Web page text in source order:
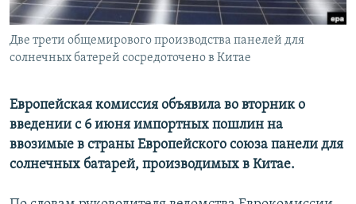
Հայերեն
English
Все сайты Радио Азатутюн
Две трети общемирового производства панелей для
солнечных батерей сосредоточено в Китае
Европейская комиссия объявила во вторник о
введении с 6 июня импортных пошлин на
ввозимые в страны Европейского союза панели для
солнечных батарей, производимых в Китае.